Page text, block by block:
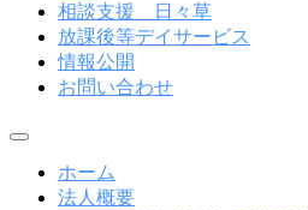
相談支援 日々草
放課後等デイサービス
情報公開
お問い合わせ
メ
ホーム
法人概要